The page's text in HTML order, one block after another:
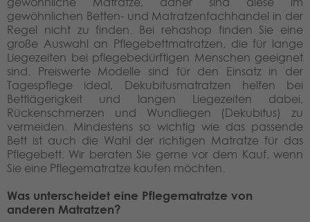
gewöhnlichen Betten- und Matratzenfachhandel in der
Regel nicht zu finden. Bei rehashop finden Sie eine
große Auswahl an Pflegebettmatratzen, die für lange
Liegezeiten bei pflegebedürftigen Menschen geeignet
sind. Preiswerte Modelle sind für den Einsatz in der
Tagespflege ideal, Dekubitusmatratzen helfen bei
Bettlägerigkeit und langen Liegezeiten dabei,
Rückenschmerzen und Wundliegen (Dekubitus) zu
vermeiden. Mindestens so wichtig wie das passende
Bett ist auch die Wahl der richtigen Matratze für das
Pflegebett. Wir beraten Sie gerne vor dem Kauf, wenn
Sie eine Pflegematratze kaufen möchten.
Was unterscheidet eine Pflegematratze von
anderen Matratzen?